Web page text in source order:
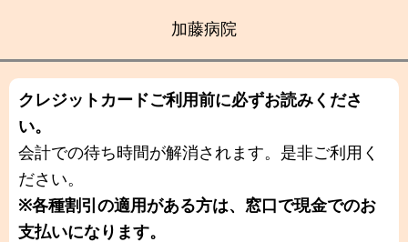
加藤病院
クレジットカードご利用前に必ずお読みくださ
い。
会計での待ち時間が解消されます。是非ご利用く
ださい。
※各種割引の適用がある方は、窓口で現金でのお
支払いになります。